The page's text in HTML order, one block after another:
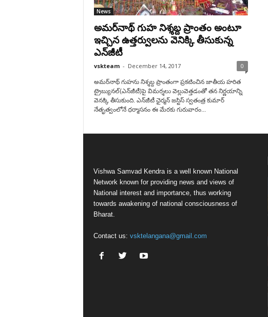
News
అమర్‌నాథ్‌ గుహ నిశ్శబ్ద ప్రాంతం అంటూ
ఇచ్చిన ఉత్తర్వులను వెనిక్కి తీసుకున్న
ఎన్‌జీటీ
vskteam - December 14, 2017 0
అమర్‌నాథ్‌ గుహను నిశ్శబ్ద ప్రాంతంగా ప్రకటించిన జాతీయ హరిత
ట్రైబ్యునల్‌(ఎన్‌జీటీ)పై విమర్శలు వెల్లువెత్తడంతో తన నిర్ణయాన్ని
వెనక్కి తీసుకుంది. ఎన్‌జీటీ ఛైర్మ‌న్‌ జస్టిస్‌ స్వతంత్ర కుమార్‌
నేతృత్వంలోనే ధర్మాసనం ఈ మేరకు గురువారం...
Vishwa Samvad Kendra is a well known National
Network known for providing news and views of
National interest and importance, thus working
towards awakening of national consciousness of
Bharat.
Contact us: vsktelangana@gmail.com